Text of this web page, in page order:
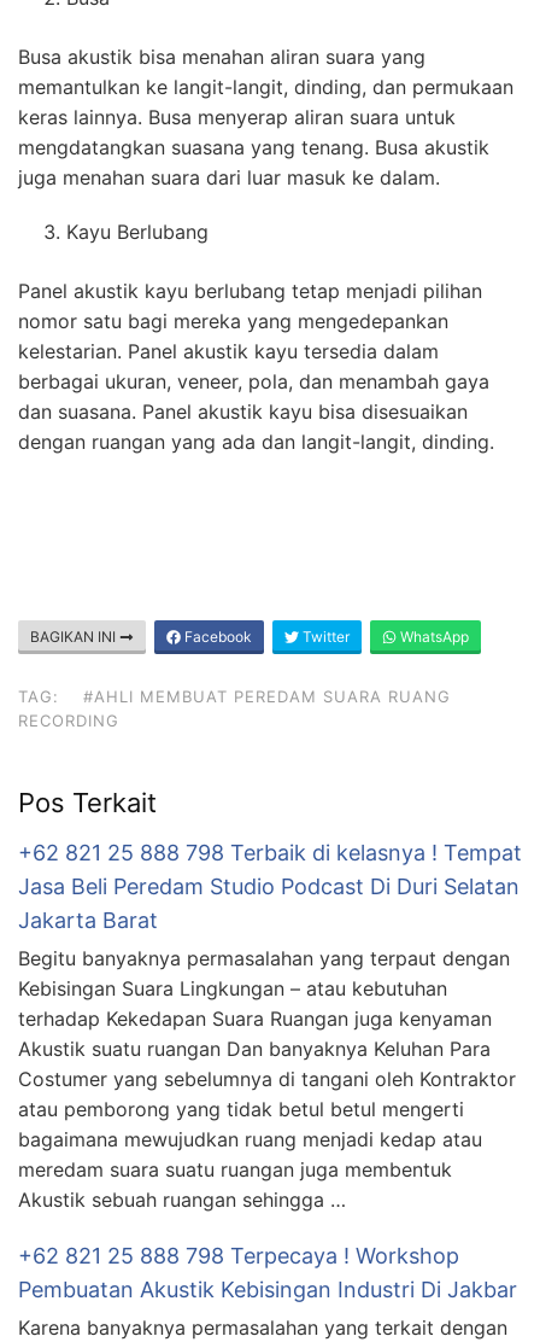
Busa akustik bisa menahan aliran suara yang
memantulkan ke langit-langit, dinding, dan permukaan
keras lainnya. Busa menyerap aliran suara untuk
mengdatangkan suasana yang tenang. Busa akustik
juga menahan suara dari luar masuk ke dalam.
Kayu Berlubang
Panel akustik kayu berlubang tetap menjadi pilihan
nomor satu bagi mereka yang mengedepankan
kelestarian. Panel akustik kayu tersedia dalam
berbagai ukuran, veneer, pola, dan menambah gaya
dan suasana. Panel akustik kayu bisa disesuaikan
dengan ruangan yang ada dan langit-langit, dinding.
BAGIKAN INI Facebook Twitter WhatsApp
TAG:
#AHLI MEMBUAT PEREDAM SUARA RUANG
RECORDING
Pos Terkait
+62 821 25 888 798 Terbaik di kelasnya ! Tempat
Jasa Beli Peredam Studio Podcast Di Duri Selatan
Jakarta Barat
Begitu banyaknya permasalahan yang terpaut dengan
Kebisingan Suara Lingkungan – atau kebutuhan
terhadap Kekedapan Suara Ruangan juga kenyaman
Akustik suatu ruangan Dan banyaknya Keluhan Para
Costumer yang sebelumnya di tangani oleh Kontraktor
atau pemborong yang tidak betul betul mengerti
bagaimana mewujudkan ruang menjadi kedap atau
meredam suara suatu ruangan juga membentuk
Akustik sebuah ruangan sehingga …
+62 821 25 888 798 Terpecaya ! Workshop
Pembuatan Akustik Kebisingan Industri Di Jakbar
Karena banyaknya permasalahan yang terkait dengan